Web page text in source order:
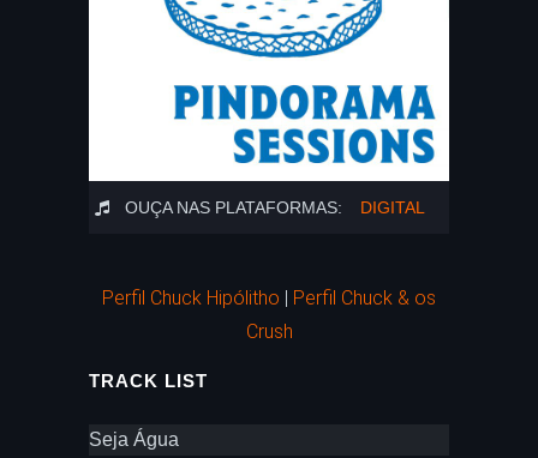
OUÇA NAS PLATAFORMAS: DIGITAL
Perfil Chuck Hipólitho | Perfil Chuck & os
Crush
TRACK LIST
Seja Água